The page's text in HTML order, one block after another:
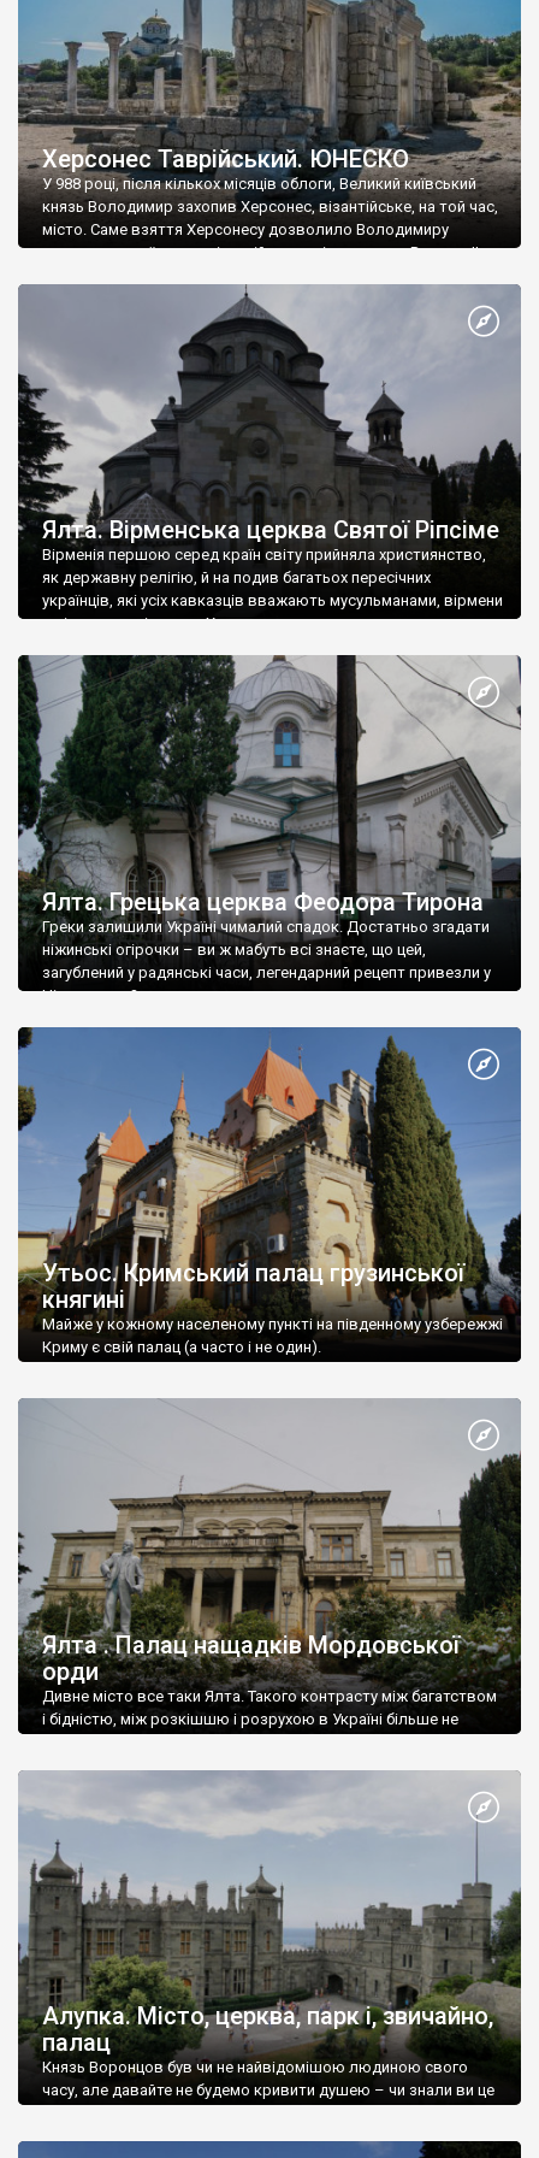
Херсонес Таврійський. ЮНЕСКО
У 988 році, після кількох місяців облоги, Великий київський
князь Володимир захопив Херсонес, візантійське, на той час,
місто. Саме взяття Херсонесу дозволило Володимиру
диктувати свої умови візантійському імператору Василю ІІ, та
Херсонесі Володимир-язичник, став Василем-християнином.
А потім було Хрещення Русі. На честь Херсонесу Таврійського
Ялта. Вірменська церква Святої Ріпсіме
Вірменія першою серед країн світу прийняла християнство,
як державну релігію, й на подив багатьох пересічних
українців, які усіх кавказців вважають мусульманами, вірмени
є відданими вірянами Христа
Ялта. Грецька церква Феодора Тирона
Греки залишили Україні чималий спадок. Достатньо згадати
ніжинські огірочки – ви ж мабуть всі знаєте, що цей,
загублений у радянські часи, легендарний рецепт привезли у
Ніжин греки?
Утьос. Кримський палац грузинської
княгині
Майже у кожному населеному пункті на південному узбережжі
Криму є свій палац (а часто і не один).
Ялта . Палац нащадків Мордовської
орди
Дивне місто все таки Ялта. Такого контрасту між багатством
і бідністю, між розкішшю і розрухою в Україні більше не
Алупка. Місто, церква, парк і, звичайно,
палац
Князь Воронцов був чи не найвідомішою людиною свого
часу, але давайте не будемо кривити душею – чи знали ви це